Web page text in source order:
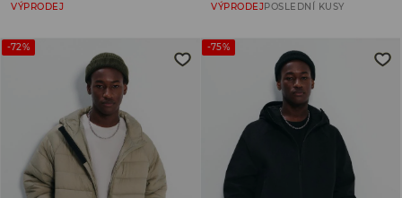
VÝPRODEJ VÝPRODEJ POSLEDNÍ KUSY
-72% -75%